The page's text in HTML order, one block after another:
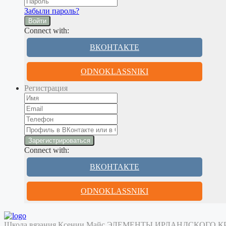
Забыли пароль?
Войти
Connect with:
ВКОНТАКТЕ
ODNOKLASSNIKI
Регистрация
Connect with:
ВКОНТАКТЕ
ODNOKLASSNIKI